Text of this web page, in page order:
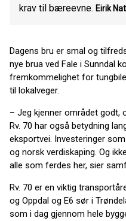
krav til bæreevne. Eirik
Dagens bru er smal og
nye brua ved Fale i Sunndal
fremkommelighet for
til lokalveger.
– Jeg kjenner området godt,
Rv. 70 har også betydning
eksportvei. Investeringer
og norsk verdiskaping. Og
alle som ferdes her, sier
Rv. 70 er en viktig
og Oppdal og E6 sør i
som i dag gjennom hele